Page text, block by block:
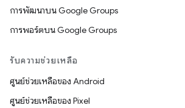
การพัฒนาบน Google Groups
การพอร์ตบน Google Groups
รับความช่วยเหลือ
ศูนย์ช่วยเหลือของ Android
ศูนย์ช่วยเหลือของ Pixel